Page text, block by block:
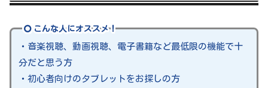
こんな人にオススメ！
・音楽視聴、動画視聴、電子書籍など最低限の機能で十
分だと思う方
・初心者向けのタブレットをお探しの方